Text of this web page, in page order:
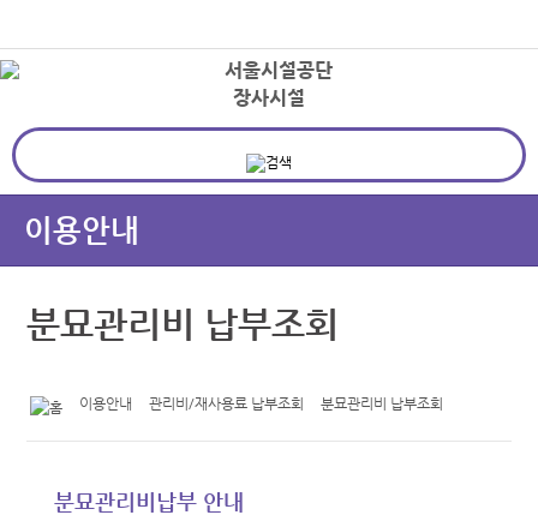
장사시설
이용안내
분묘관리비 납부조회
이용안내 관리비/재사용료 납부조회 분묘관리비 납부조회
분묘관리비납부 안내